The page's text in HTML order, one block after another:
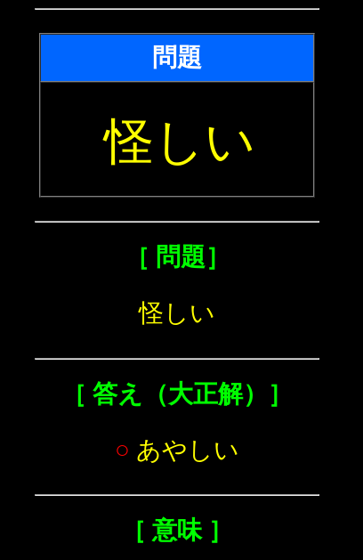
問題
怪しい
［ 問題］
怪しい
［ 答え（大正解）］
○ あやしい
［ 意味 ］